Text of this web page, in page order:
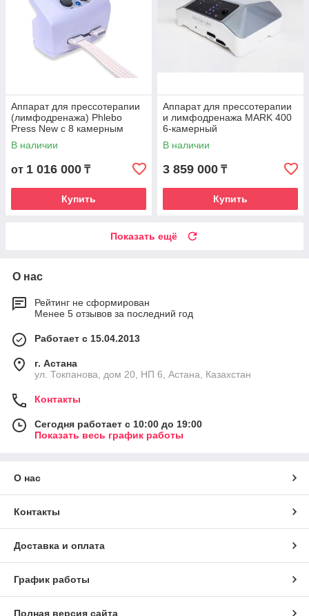
Аппарат для прессотерапии
(лимфодренажа) Phlebo
Press New с 8 камерным
комбинезоном
В наличии
от 1 016 000 ₸
Купить
Аппарат для прессотерапии
и лимфодренажа MARK 400
6-камерный
В наличии
3 859 000 ₸
Купить
Показать ещё
О нас
Рейтинг не сформирован
Менее 5 отзывов за последний год
Работает с 15.04.2013
г. Астана
ул. Токпанова, дом 20, НП 6, Астана, Казахстан
Контакты
Сегодня работает с 10:00 до 19:00
Показать весь график работы
О нас
Контакты
Доставка и оплата
График работы
Полная версия сайта